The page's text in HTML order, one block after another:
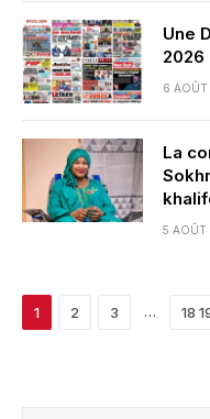
Une
2026
6
La
5 AOÛT
1 2 3 … 18